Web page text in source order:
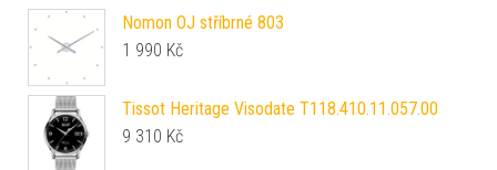
Nomon OJ stříbrné 803
1 990 Kč
Tissot Heritage Visodate T118.410.11.057.00
9 310 Kč